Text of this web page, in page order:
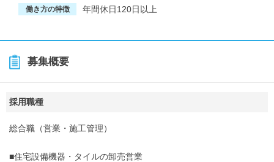
働き方の特徴 年間休日120日以上
募集概要
採用職種
総合職（営業・施工管理）
■住宅設備機器・タイルの卸売営業